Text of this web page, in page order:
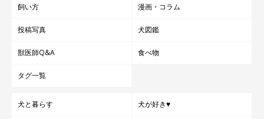
飼い方 漫画・コラム
投稿写真 犬図鑑
獣医師Q&A 食べ物
タグ一覧
犬と暮らす 犬が好き♥